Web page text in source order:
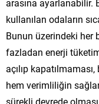
arasına ayarlanabilir.
kullanılan odaların
Bunun üzerindeki her
fazladan enerji
açılıp
hem verimliliğin
sürekli devrede